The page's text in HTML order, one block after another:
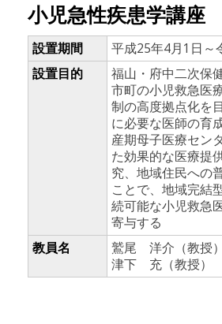
小児急性疾患学講座
設置期間
平成25年4月1日～
設置目的
福山・府中二次保
市町の小児救急医
制の高度拠点化を
に必要な医師の育
産期母子医療セン
た効果的な医療提
究、地域住民への
ことで、地域完結
続可能な小児救急
寄与する
教員名
鷲尾 洋介（教授）
津下 充（教授）